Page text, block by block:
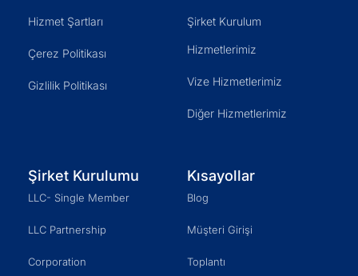
Hizmet Şartları
Çerez Politikası
Gizlilik Politikası
Şirket Kurulum
Hizmetlerimiz
Vize Hizmetlerimiz
Diğer Hizmetlerimiz
Şirket Kurulumu
LLC- Single Member
LLC Partnership
Corporation
Kısayollar
Blog
Müşteri Girişi
Toplantı